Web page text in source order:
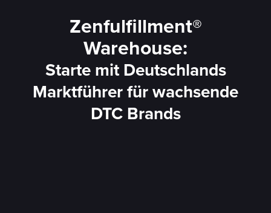
Zenfulfillment®
Warehouse:
Starte mit Deutschlands
Marktführer für wachsende
DTC Brands